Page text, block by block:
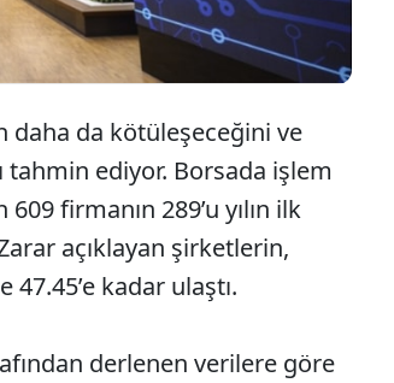
daha da kötüleşeceğini ve
tahmin ediyor. Borsada işlem
firmanın 289’u yılın ilk
açıklayan şirketlerin,
kadar ulaştı.
derlenen verilere göre